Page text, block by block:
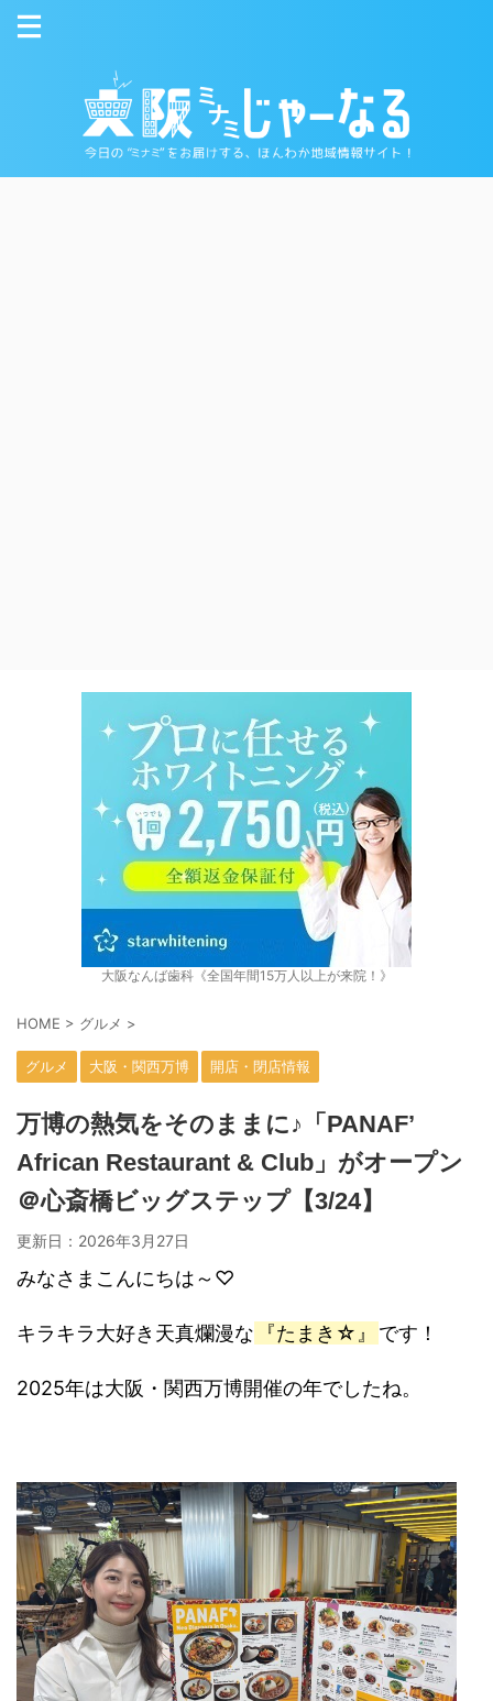
大阪なんば歯科《全国年間15万人以上が来院！》
HOME > グルメ >
グルメ 大阪・関西万博 開店・閉店情報
万博の熱気をそのままに♪「PANAF’
African Restaurant & Club」がオープン
＠心斎橋ビッグステップ【3/24】
更新日： 2026年3月27日
みなさまこんにちは～♡
キラキラ大好き天真爛漫な 『たまき☆』 です！
2025年は大阪・関西万博開催の年でしたね。